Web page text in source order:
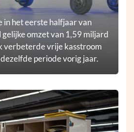
in het eerste halfjaar van
omzet van 1,59 miljard
verbeterde vrije kasstroom
periode vorig jaar.